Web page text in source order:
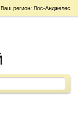
Ваш регион: Лос-Анджелес